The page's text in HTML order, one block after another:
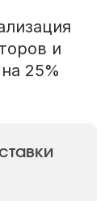
и
25%